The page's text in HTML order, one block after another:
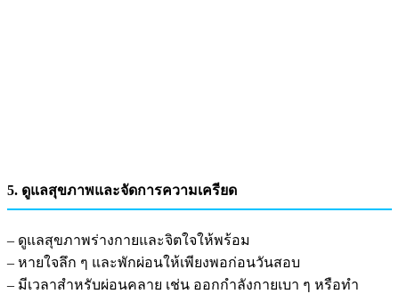
5. ดูแลสุขภาพและจัดการความเครียด
– ดูแลสุขภาพร่างกายและจิตใจให้พร้อม
– หายใจลึก ๆ และพักผ่อนให้เพียงพอก่อนวันสอบ
– มีเวลาสำหรับผ่อนคลาย เช่น ออกกำลังกายเบา ๆ หรือทำ